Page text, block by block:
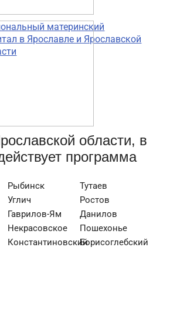
материнский
в Ярославле и Ярославской
области, в
программа
Рыбинск
Тутаев
Углич
Ростов
Гаврилов-Ям
Данилов
Некрасовское
Пошехонье
КонстантиновскийБорисоглебский